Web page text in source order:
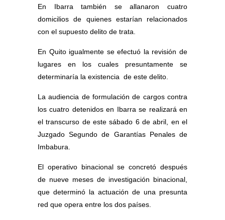
En Ibarra también se allanaron cuatro
domicilios de quienes estarían relacionados
con el supuesto delito de trata.
En Quito igualmente se efectuó la revisión de
lugares en los cuales presuntamente se
determinaría la existencia de este delito.
La audiencia de formulación de cargos contra
los cuatro detenidos en Ibarra se realizará en
el transcurso de este sábado 6 de abril, en el
Juzgado Segundo de Garantías Penales de
Imbabura.
El operativo binacional se concretó después
de nueve meses de investigación binacional,
que determinó la actuación de una presunta
red que opera entre los dos países.